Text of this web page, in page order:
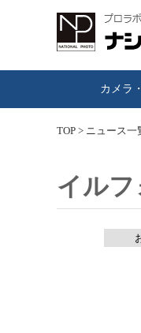
カメラ
TOP > ニュース一
イルフ